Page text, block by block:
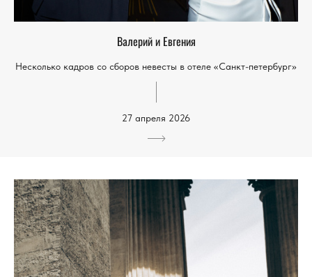
Валерий и Евгения
Несколько кадров со сборов невесты в отеле «Санкт-петербург»
27 апреля 2026